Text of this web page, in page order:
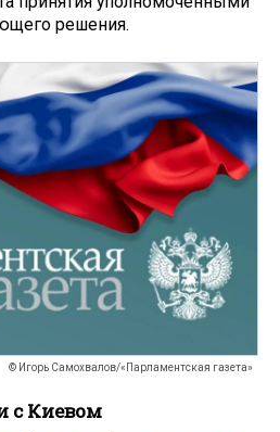
решения.
© Игорь Самохвалов/«Парламентская газета»
с Киевом